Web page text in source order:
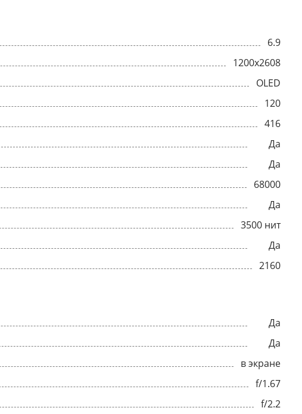
6.9
1200x2608
OLED
120
416
Да
Да
68000
Да
3500 нит
Да
2160
Да
Да
в экране
f/1.67
f/2.2